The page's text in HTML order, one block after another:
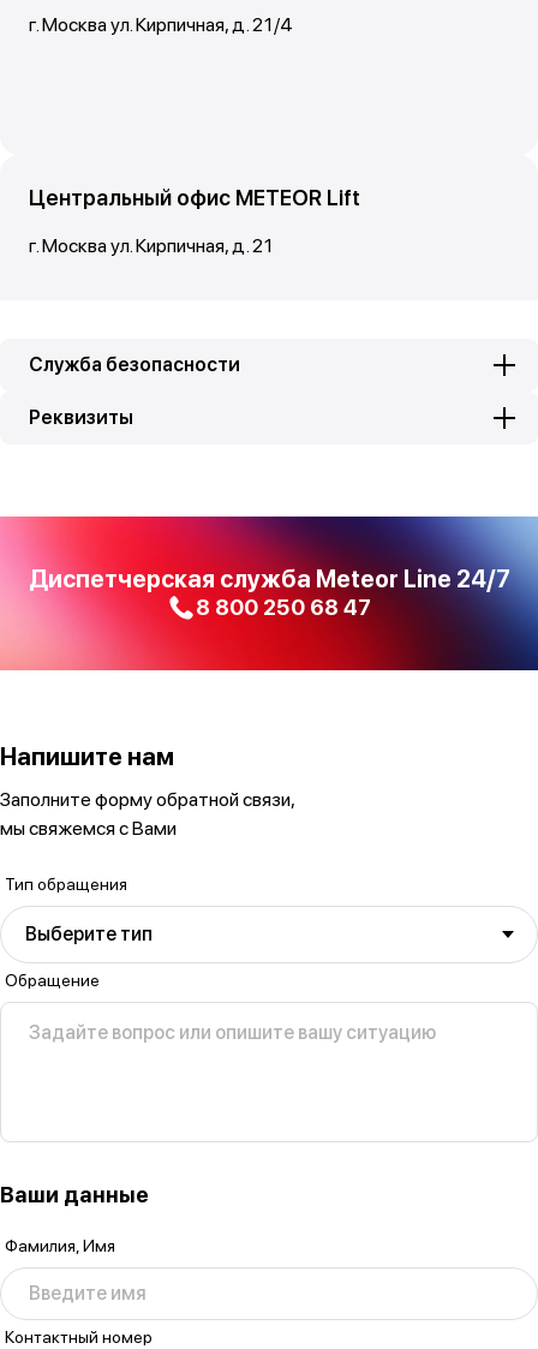
г. Москва ул. Кирпичная, д. 21/4
Центральный офис METEOR Lift
г. Москва ул. Кирпичная, д. 21
Завод METEOR Lift
Служба безопасности
Реквизиты
Диспетчерская служба Meteor Line 24/7
8 800 250 68 47
Напишите нам
Заполните форму обратной связи,
мы свяжемся с Вами
Тип обращения
Выберите тип
Обращение
Задайте вопрос или опишите вашу ситуацию
Ваши данные
Фамилия, Имя
Введите имя
Контактный номер